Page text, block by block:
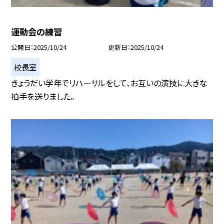
運動会の練習
公開日 2025/10/24 更新日 2025/10/24
校長室
きょうだい学年でリハーサルをして、お互いの演技に大きな
拍手を送りました。